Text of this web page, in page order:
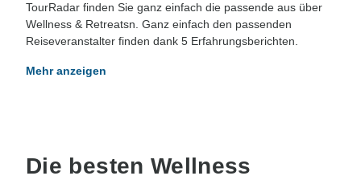
TourRadar finden Sie ganz einfach die passende aus über
Wellness & Retreatsn. Ganz einfach den passenden
Reiseveranstalter finden dank 5 Erfahrungsberichten.
Mehr anzeigen
Die besten Wellness